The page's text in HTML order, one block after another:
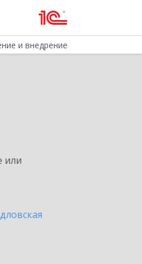
и внедрение
или